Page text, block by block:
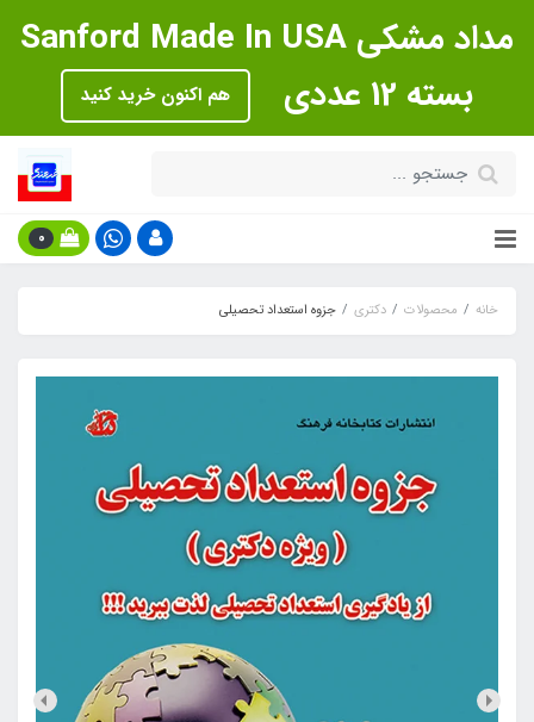
مداد مشکی Sanford Made In USA
بسته 12 عددی
هم اکنون خرید کنید
0
خانه محصولات دکتری جزوه استعداد تحصیلی